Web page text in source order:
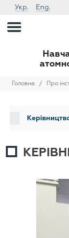
Укр. Eng.
Головна / Про